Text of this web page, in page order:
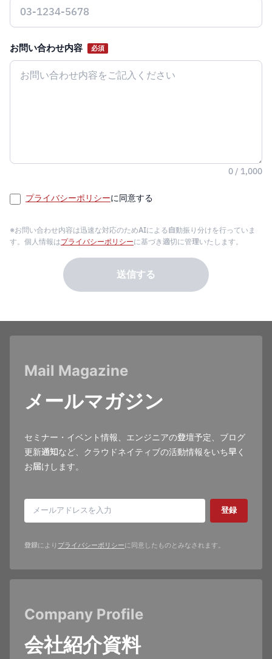
お問い合わせ内容 必須
0 / 1,000
プライバシーポリシーに同意する
※お問い合わせ内容は迅速な対応のためAIによる自動振り分けを行っていま
す。個人情報はプライバシーポリシーに基づき適切に管理いたします。
送信する
Mail Magazine
メールマガジン
セミナー・イベント情報、エンジニアの登壇予定、ブログ
更新通知など、クラウドネイティブの活動情報をいち早く
お届けします。
登録
登録により プライバシーポリシーに同意したものとみなされます。
Company Profile
会社紹介資料